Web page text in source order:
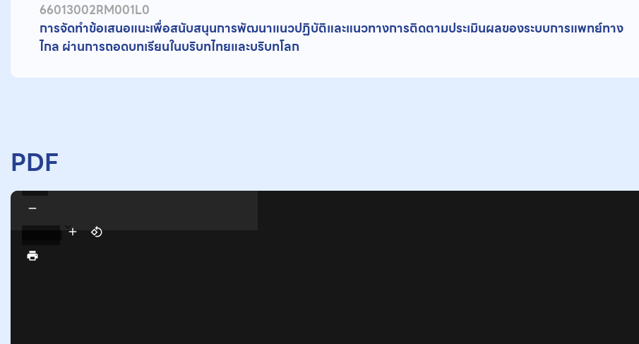
66013002RM001L0
การจัดทำข้อเสนอแนะเพื่อสนับสนุนการพัฒนาแนวปฏิบัติและแนวทางการติดตามประเมินผลของระบบการแพทย์ทาง
ไกล ผ่านการถอดบทเรียนในบริบทไทยและบริบทโลก
PDF